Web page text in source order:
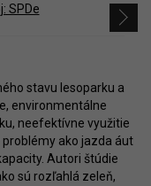
stavu lesoparku a
environmentálne
neefektívne využitie
ako jazda áut
Autori štúdie
sú rozľahlá zeleň,